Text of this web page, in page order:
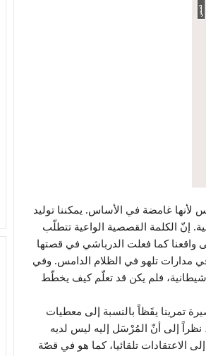
غامضة في الأساس. يمكننا توليد
إنّ الكلمة القصصية الواعية تتطلّب
واقعنا كما فعلت الدرباشي في قصتها
مدارات تلهو في الظلام الدامس. وفي
شيطانية، فلم يكن قد تعلّم كيف يخطّط
تمرينا يقَظاً بالنسبة إلى معطيات
نظراً إلى أنّ المُرْسَل إليه ليس لديه
الاعتقادات تلقائيا، كما هو في قصّة